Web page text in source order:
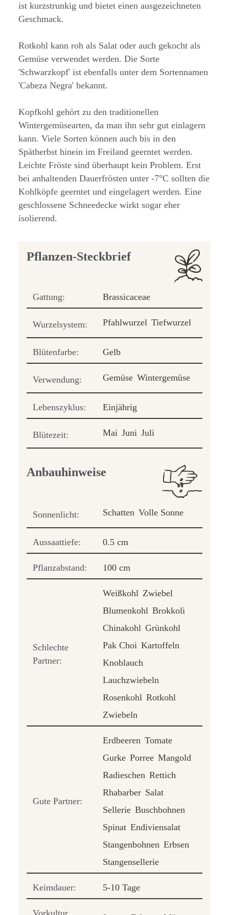
ist kurzstrunkig und bietet einen ausgezeichneten
Geschmack.
Rotkohl kann roh als Salat oder auch gekocht als
Gemüse verwendet werden. Die Sorte
'Schwarzkopf' ist ebenfalls unter dem Sortennamen
'Cabeza Negra' bekannt.
Kopfkohl gehört zu den traditionellen
Wintergemüsearten, da man ihn sehr gut einlagern
kann. Viele Sorten können auch bis in den
Spätherbst hinein im Freiland geerntet werden.
Leichte Fröste sind überhaupt kein Problem. Erst
bei anhaltenden Dauerfrösten unter -7°C sollten die
Kohlköpfe geerntet und eingelagert werden. Eine
geschlossene Schneedecke wirkt sogar eher
isolierend.
Pflanzen-Steckbrief
Gattung: Brassicaceae
Wurzelsystem: Pfahlwurzel Tiefwurzel
Blütenfarbe: Gelb
Verwendung: Gemüse Wintergemüse
Lebenszyklus: Einjährig
Blütezeit: Mai Juni Juli
Anbauhinweise
Sonnenlicht: Schatten Volle Sonne
Aussaattiefe: 0.5 cm
Pflanzabstand: 100 cm
Schlechte
Partner:
Weißkohl Zwiebel
Blumenkohl Brokkoli
Chinakohl Grünkohl
Pak Choi Kartoffeln
Knoblauch
Lauchzwiebeln
Rosenkohl Rotkohl
Zwiebeln
Gute Partner:
Erdbeeren Tomate
Gurke Porree Mangold
Radieschen Rettich
Rhabarber Salat
Sellerie Buschbohnen
Spinat Endiviensalat
Stangenbohnen Erbsen
Stangensellerie
Keimdauer: 5-10 Tage